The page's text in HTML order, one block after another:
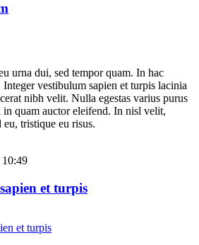
urna dui, sed tempor quam. In hac
Integer vestibulum sapien et turpis lacinia
nibh velit. Nulla egestas varius purus
quam auctor eleifend. In nisl velit,
tristique eu risus.
10:49
et turpis